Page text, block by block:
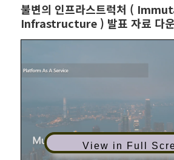
불변의 인프라스트럭처 (
Infrastructure ) 발표 자료 다
View in Full